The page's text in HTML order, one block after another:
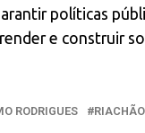
políticas
e construir
RODRIGUES